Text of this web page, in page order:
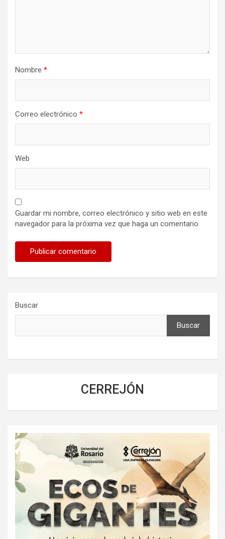
Nombre *
Correo electrónico *
Web
Guardar mi nombre, correo electrónico y sitio web en este
navegador para la próxima vez que haga un comentario.
Buscar
Buscar
CERREJÓN